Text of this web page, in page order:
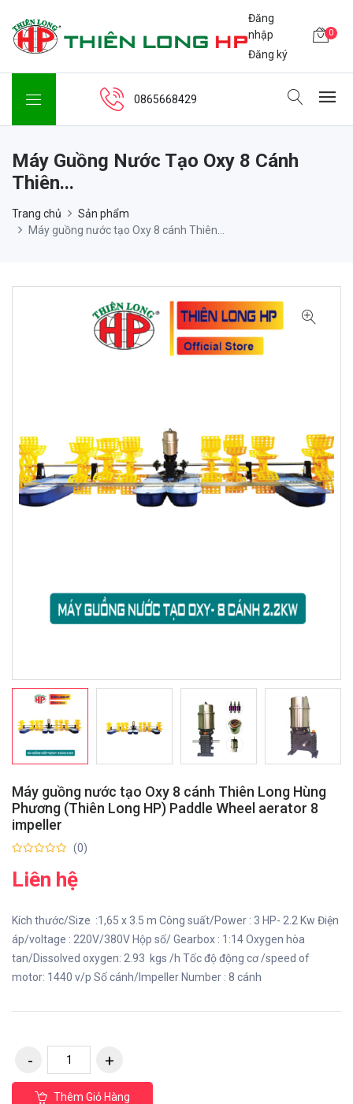
Đăng
nhập
Đăng ký
0
0865668429
Máy Guồng Nước Tạo Oxy 8 Cánh
Thiên...
Trang chủ
Sản phẩm
Máy guồng nước tạo Oxy 8 cánh Thiên...
Máy guồng nước tạo Oxy 8 cánh Thiên Long Hùng
Phương (Thiên Long HP) Paddle Wheel aerator 8
impeller
(0)
Liên hệ
Kích thước/Size :1,65 x 3.5 m Công suất/Power : 3 HP- 2.2 Kw Điện
áp/voltage : 220V/380V Hộp số/ Gearbox : 1:14 Oxygen hòa
tan/Dissolved oxygen: 2.93 kgs /h Tốc độ động cơ /speed of
motor: 1440 v/p Số cánh/Impeller Number : 8 cánh
Thêm Giỏ Hàng